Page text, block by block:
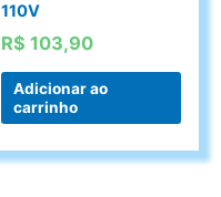
110V
R$ 103,90
Adicionar ao
carrinho